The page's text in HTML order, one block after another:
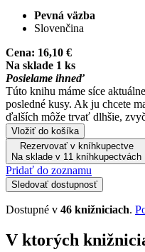
Pevná väzba
Slovenčina
Cena: 16,10 €
Na sklade 1 ks
Posielame ihneď
Túto knihu máme síce
posledné kusy. Ak ju chcete
ďalších môže trvať dlhšie,
Vložiť do košíka
Rezervovať v kníhkupectve
Na sklade v 11 kníhkupectvách
Pridať do zoznamu
Sledovať dostupnosť
Dostupné v 46 knižniciach.
V ktorých